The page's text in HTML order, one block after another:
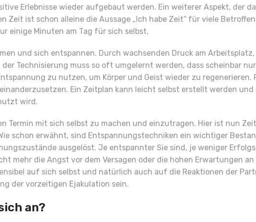
Erlebnisse wieder aufgebaut werden. Ein weiterer Aspekt, der
Zeit ist schon alleine die Aussage „Ich habe Zeit“ für viele
einige Minuten am Tag für sich selbst.
und sich entspannen. Durch wachsenden Druck am
Technisierung muss so oft umgelernt werden, dass scheinbar
zu nutzen, um Körper und Geist wieder zu regenerieren.
Ein Zeitplan kann leicht selbst erstellt werden und
wird.
Termin mit sich selbst zu machen und einzutragen. Hier ist nun
schon erwähnt, sind Entspannungstechniken ein wichtiger
ausgelöst. Je entspannter Sie sind, je weniger
mehr die Angst vor dem Versagen oder die hohen Erwartungen
auf sich selbst und natürlich auch auf die Reaktionen der
der vorzeitigen Ejakulation sein.
an?